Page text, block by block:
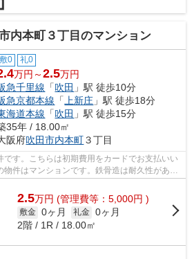
内本町３丁目のマンション
敷0 礼0
万円～2.5万円
急千里線 「吹田 」駅 徒歩10分
急京都本線 「 上新庄 」駅 徒歩18分
海道本線 「吹田 」駅 徒歩15分
35年 / 18.00㎡
阪府吹田市内本町３丁目
です。こちらは初期費用をカードでお支払いい
件はマンションです。鉄骨造は耐久性があり
。より多...
2.5万円 (管理費等：5,000円 )
敷金 0ヶ月 礼金 0ヶ月
2階 / 1R / 18.00㎡